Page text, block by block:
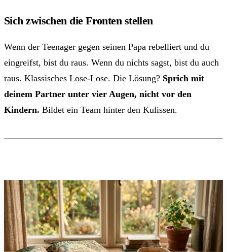
Sich zwischen die Fronten stellen
Wenn der Teenager gegen seinen Papa rebelliert und du
eingreifst, bist du raus. Wenn du nichts sagst, bist du auch
raus. Klassisches Lose-Lose. Die Lösung? Sprich mit
deinem Partner unter vier Augen, nicht vor den
Kindern. Bildet ein Team hinter den Kulissen.